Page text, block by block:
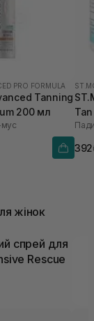
PRO FORMULA
Tanning
200 мл
жінок
спрей для
Rescue